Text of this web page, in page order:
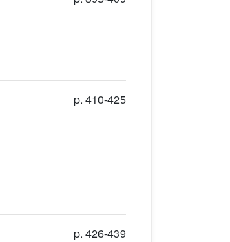
p. 410-425
p. 426-439